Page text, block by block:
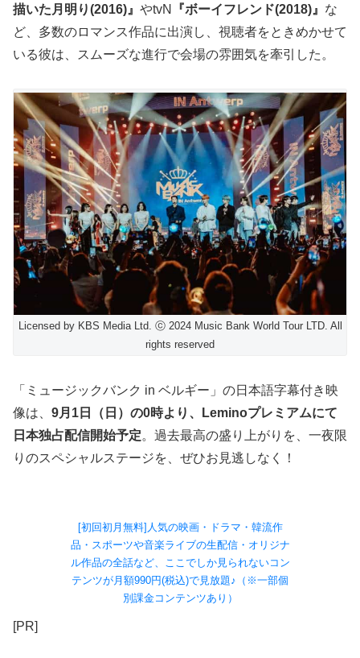
描いた月明り(2016)』 やtvN 『ボーイフレンド(2018)』 な
ど、多数のロマンス作品に出演し、視聴者をときめかせて
いる彼は、スムーズな進行で会場の雰囲気を牽引した。
Licensed by KBS Media Ltd. ⓒ 2024 Music Bank World Tour LTD. All
rights reserved
「ミュージックバンク in ベルギー」の日本語字幕付き映
像は、 9月1日（日）の0時より、Leminoプレミアムにて
日本独占配信開始予定。過去最高の盛り上がりを、一夜限
りのスペシャルステージを、ぜひお見逃しなく！
[初回初月無料]人気の映画・ドラマ・韓流作
品・スポーツや音楽ライブの生配信・オリジナ
ル作品の全話など、ここでしか見られないコン
テンツが月額990円(税込)で見放題♪（※一部個
別課金コンテンツあり）
[PR]